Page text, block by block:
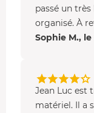
passé un
organisé. À
Sophie M.,
Jean Luc est
matériel. Il a